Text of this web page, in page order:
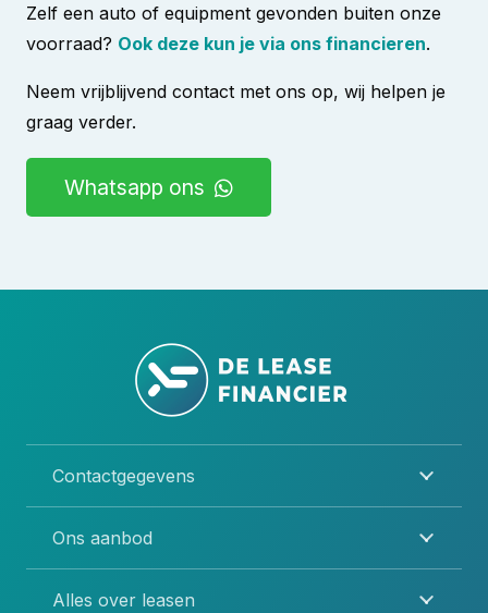
Zelf een auto of equipment gevonden buiten onze
voorraad? Ook deze kun je via ons financieren.
Neem vrijblijvend contact met ons op, wij helpen je
graag verder.
Whatsapp ons
Contactgegevens
Ons aanbod
Alles over leasen